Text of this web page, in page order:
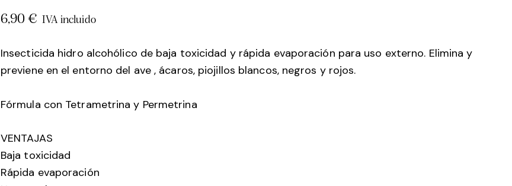
6,90€ IVA incluido
Insecticida hidro alcohólico de baja toxicidad y rápida evaporación para uso externo. Elimina y
previene en el entorno del ave , ácaros, piojillos blancos, negros y rojos.
Fórmula con Tetrametrina y Permetrina
VENTAJAS
Baja toxicidad
Rápida evaporación